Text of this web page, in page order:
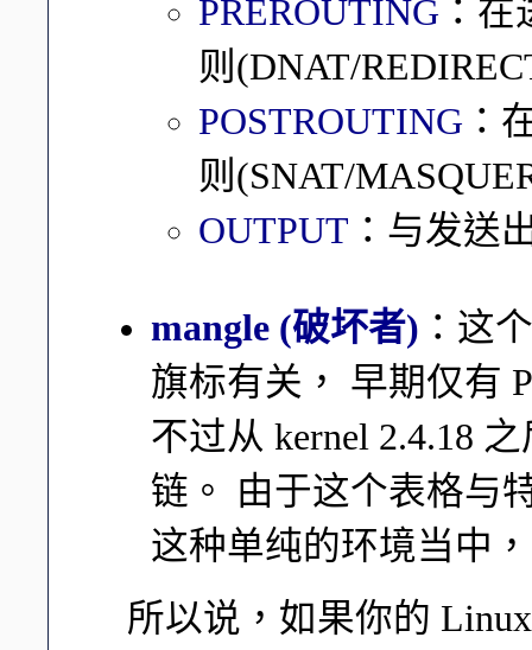
PREROUTING ：
则(DNAT/
POSTROUTING ：
则(SNAT/
OUTPUT ：与发送
mangle (破坏者) ：这
旗标有关， 早期仅有
不过从 kernel 2.4.18
链。 由于这个表格与
这种单纯的环境当中
所以说，如果你的